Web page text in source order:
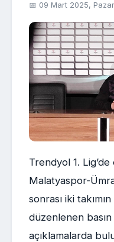
📅 09 Mart 2025,
Trendyol 1.
Malatyaspor-
sonrası iki
düzenlenen basın
açıklamalarda